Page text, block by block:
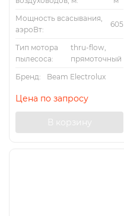
Мощность всасывания,
аэроВт:
605
Тип мотора
пылесоса:
thru-flow,
прямоточный
Бренд:
Beam Electrolux
Цена по запросу
В корзину